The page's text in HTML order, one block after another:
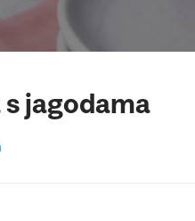
jagodama